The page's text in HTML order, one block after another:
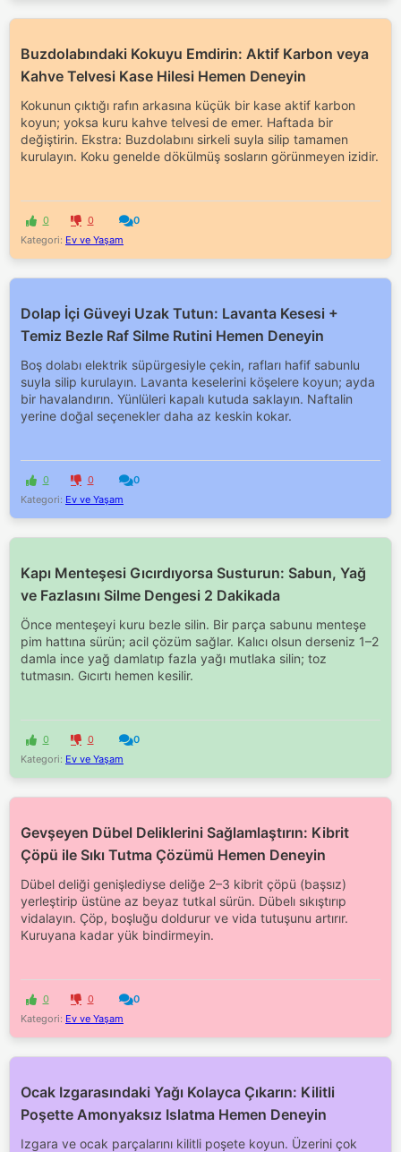
Buzdolabındaki Kokuyu Emdirin: Aktif Karbon veya
Kahve Telvesi Kase Hilesi Hemen Deneyin
Kokunun çıktığı rafın arkasına küçük bir kase aktif karbon
koyun; yoksa kuru kahve telvesi de emer. Haftada bir
değiştirin. Ekstra: Buzdolabını sirkeli suyla silip tamamen
kurulayın. Koku genelde dökülmüş sosların görünmeyen izidir.
0 0
0
Kategori: Ev ve Yaşam
Dolap İçi Güveyi Uzak Tutun: Lavanta Kesesi +
Temiz Bezle Raf Silme Rutini Hemen Deneyin
Boş dolabı elektrik süpürgesiyle çekin, rafları hafif sabunlu
suyla silip kurulayın. Lavanta keselerini köşelere koyun; ayda
bir havalandırın. Yünlüleri kapalı kutuda saklayın. Naftalin
yerine doğal seçenekler daha az keskin kokar.
0 0
0
Kategori: Ev ve Yaşam
Kapı Menteşesi Gıcırdıyorsa Susturun: Sabun, Yağ
ve Fazlasını Silme Dengesi 2 Dakikada
Önce menteşeyi kuru bezle silin. Bir parça sabunu menteşe
pim hattına sürün; acil çözüm sağlar. Kalıcı olsun derseniz 1–2
damla ince yağ damlatıp fazla yağı mutlaka silin; toz
tutmasın. Gıcırtı hemen kesilir.
0 0
0
Kategori: Ev ve Yaşam
Gevşeyen Dübel Deliklerini Sağlamlaştırın: Kibrit
Çöpü ile Sıkı Tutma Çözümü Hemen Deneyin
Dübel deliği genişlediyse deliğe 2–3 kibrit çöpü (başsız)
yerleştirip üstüne az beyaz tutkal sürün. Dübelı sıkıştırıp
vidalayın. Çöp, boşluğu doldurur ve vida tutuşunu artırır.
Kuruyana kadar yük bindirmeyin.
0 0
0
Kategori: Ev ve Yaşam
Ocak Izgarasındaki Yağı Kolayca Çıkarın: Kilitli
Poşette Amonyaksız Islatma Hemen Deneyin
Izgara ve ocak parçalarını kilitli poşete koyun. Üzerini çok